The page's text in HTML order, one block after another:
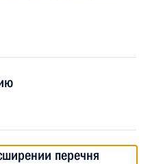
перечня